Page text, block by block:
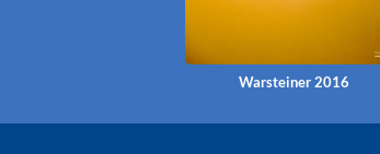
Warsteiner 2016